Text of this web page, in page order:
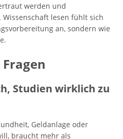
werden und
lesen fühlt sich
an, sondern wie
Studien wirklich zu
Geldanlage oder
braucht mehr als